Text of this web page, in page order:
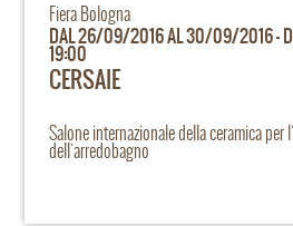
Fiera Bologna
DAL 26/09/2016 AL 30/09/2016 -
19:00
CERSAIE
Salone internazionale della ceramica per
dell'arredobagno